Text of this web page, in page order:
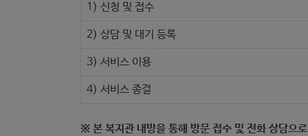
1) 신청 및 접수
2) 상담 및 대기 등록
3) 서비스 이용
4) 서비스 종결
※ 본 복지관 내방을 통해 방문 접수 및 전화 상담으